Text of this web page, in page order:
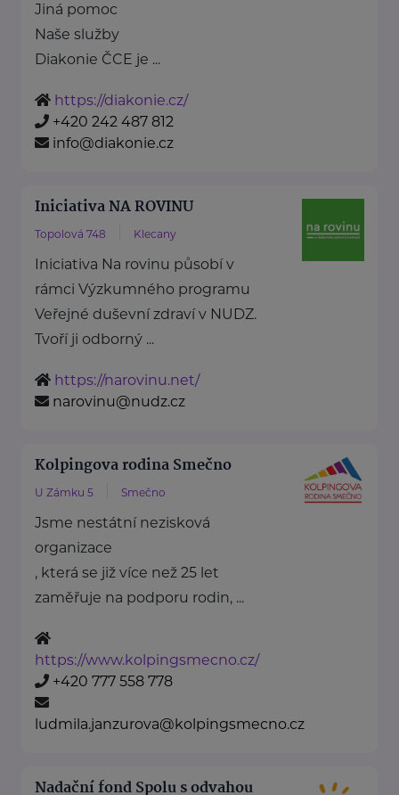
Jiná pomoc
Naše služby
Diakonie ČCE je ...
https://diakonie.cz/
+420 242 487 812
info@diakonie.cz
Iniciativa NA ROVINU
Topolová 748 Klecany
Iniciativa Na rovinu působí v
rámci Výzkumného programu
Veřejné duševní zdraví v NUDZ.
Tvoří ji odborný ...
https://narovinu.net/
narovinu@nudz.cz
Kolpingova rodina Smečno
U Zámku 5 Smečno
Jsme nestátní nezisková
organizace
, která se již více než 25 let
zaměřuje na podporu rodin, ...
https://www.kolpingsmecno.cz/
+420 777 558 778
ludmila.janzurova@kolpingsmecno.cz
Nadační fond Spolu s odvahou